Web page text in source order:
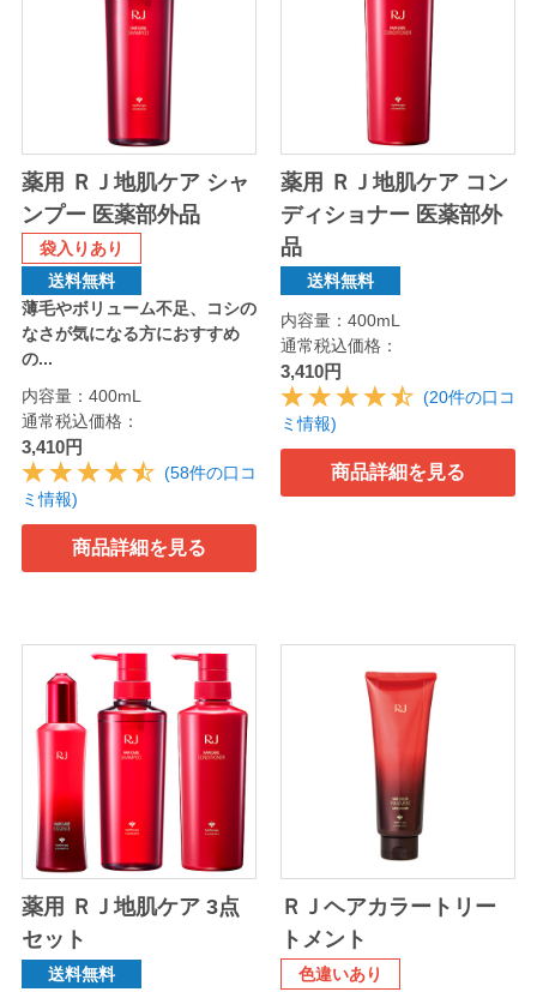
薬用 ＲＪ地肌ケア シャ
ンプー 医薬部外品
袋入りあり
送料無料
薄毛やボリューム不足、コシの
なさが気になる方におすすめ
の...
内容量：400mL
通常税込価格：
3,410円
(58件の口コ
ミ情報)
商品詳細を見る
薬用 ＲＪ地肌ケア コン
ディショナー 医薬部外
品
送料無料
内容量：400mL
通常税込価格：
3,410円
(20件の口コ
ミ情報)
商品詳細を見る
薬用 ＲＪ地肌ケア 3点
セット
送料無料
ＲＪヘアカラートリー
トメント
色違いあり